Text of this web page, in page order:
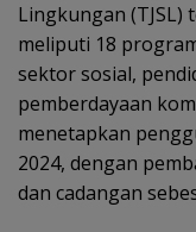
Lingkungan (TJSL)
meliputi 18
sektor sosial,
pemberdayaan
menetapkan
2024, dengan
dan cadangan